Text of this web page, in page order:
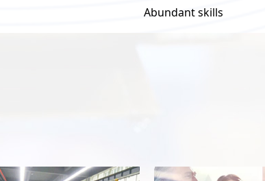
Abundant skills